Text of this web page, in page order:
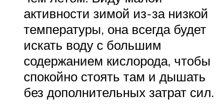
активности зимой из-за низкой
температуры, она всегда будет
искать воду с большим
содержанием кислорода, чтобы
спокойно стоять там и дышать
без дополнительных затрат сил.